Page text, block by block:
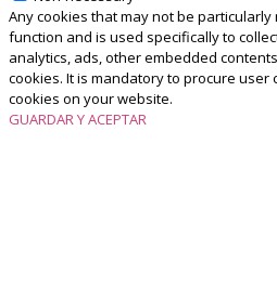
Any cookies that may not be
function and is used specifically to
analytics, ads, other embedded
cookies. It is mandatory to procure
cookies on your website.
GUARDAR Y ACEPTAR